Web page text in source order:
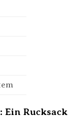
Ein Rucksack